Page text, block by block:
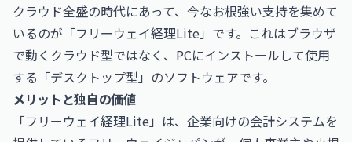
クラウド全盛の時代にあって、今なお根強い支持を集めて
いるのが「フリーウェイ経理Lite」です。これはブラウザ
で動くクラウド型ではなく、PCにインストールして使用
する「デスクトップ型」のソフトウェアです。
メリットと独自の価値
「フリーウェイ経理Lite」は、企業向けの会計システムを